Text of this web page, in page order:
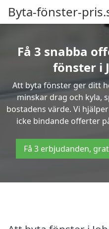
Byta-fönster-
Få 3 snabba
fönster i
Att byta fönster ger ditt
minskar drag och kyla,
bostadens värde. Vi
icke bindande offerter
Få 3 erbjudanden,